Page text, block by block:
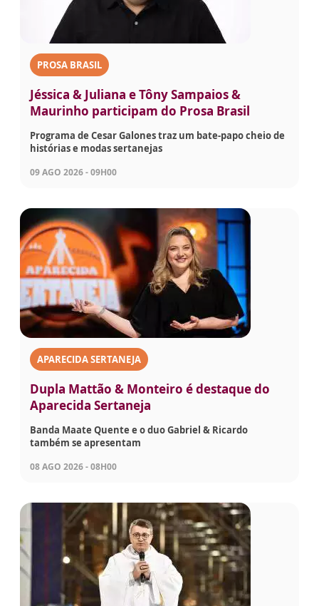
PROSA BRASIL
Jéssica & Juliana e Tôny Sampaios &
Maurinho participam do Prosa Brasil
Programa de Cesar Galones traz um bate-papo cheio de
histórias e modas sertanejas
09 AGO 2026 - 09H00
APARECIDA SERTANEJA
Dupla Mattão & Monteiro é destaque do
Aparecida Sertaneja
Banda Maate Quente e o duo Gabriel & Ricardo
também se apresentam
08 AGO 2026 - 08H00